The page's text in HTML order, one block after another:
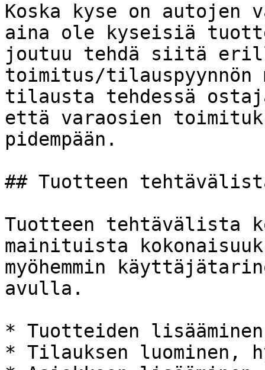
Koska kyse on
aina ole kyseisiä
joutuu tehdä siitä
toimitus/
tilausta tehdessä
että varaosien
pidempään.
## Tuotteen
Tuotteen tehtävälista
mainituista
myöhemmin
avulla.
* Tuotteiden
* Tilauksen luominen,